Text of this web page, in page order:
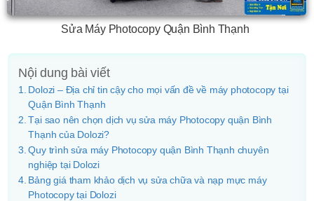
Sửa Máy Photocopy Quận Bình Thạnh
Nội dung bài viết
Dolozi – Địa chỉ tin cậy cho mọi vấn đề về máy photocopy tại
Quận Bình Thạnh
Tại sao nên chọn dịch vụ sửa máy Photocopy quận Bình
Thạnh của Dolozi?
Quy trình sửa máy Photocopy quận Bình Thạnh chuyên
nghiệp tại Dolozi
Bảng giá tham khảo dịch vụ sửa chữa và nạp mực máy
Photocopy tại Dolozi